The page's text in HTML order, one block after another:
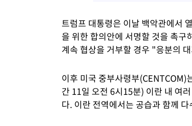
트럼프 대통령은 이날 백악관에서
을 위한 합의안에 서명할 것을 촉
계속 협상을 거부할 경우 "응분의
이후 미국 중부사령부
간 11일 오전 6시15분) 이란 내 여
다. 이란 전역에서는 공습과 함께